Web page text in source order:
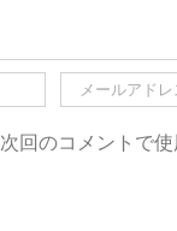
次回のコメントで